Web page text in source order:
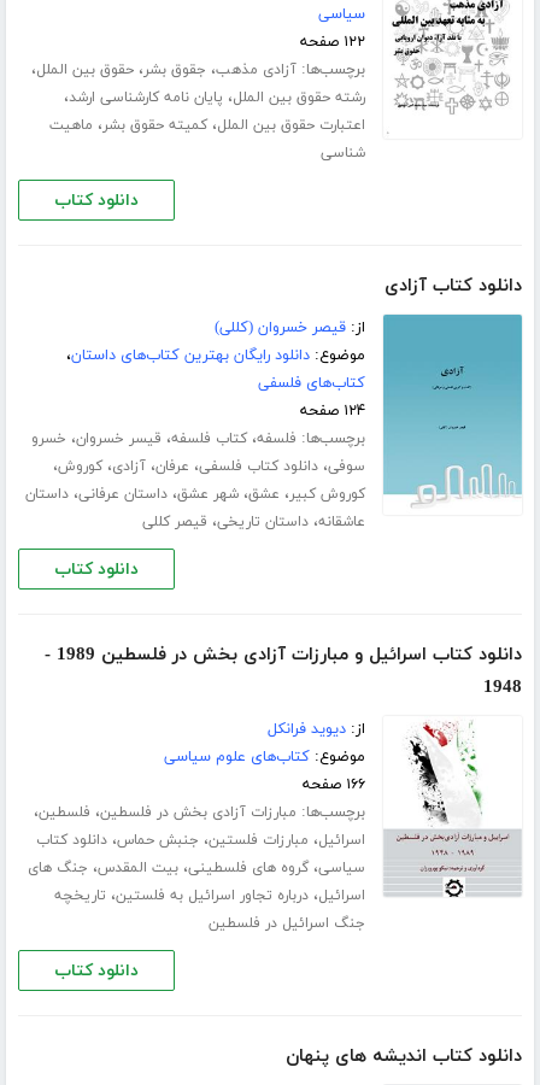
سیاسی
۱۲۲ صفحه
برچسب‌ها:آزادی مذهب، جقوق بشر،حقوق بین الملل،
رشته حقوق بین الملل، پایان نامه کارشناسی ارشد،
اعتبارت حقوق بین الملل،کمیته حقوق بشر، ماهیت
شناسی
دانلود کتاب
دانلود کتاب آزادی
از:قیصر خسروان (کللی)
موضوع:دانلود رایگان بهترین کتاب‌های داستان،
کتاب‌های فلسفی
۱۲۴ صفحه
برچسب‌ها: فلسفه،کتاب فلسفه، قیسر خسروان، خسرو
سوفی،دانلود کتاب فلسفی، عرفان،آزادی،کوروش،
کوروش کبیر، عشق،شهر عشق،داستان عرفانی،داستان
عاشقانه،داستان تاریخی، قیصر کللی
دانلود کتاب
دانلود کتاب اسرائیل و مبارزات آزادی بخش در فلسطین 1989 -
1948
از:دیوید فرانکل
موضوع:کتاب‌های علوم سیاسی
۱۶۶ صفحه
برچسب‌ها: مبارزات آزادی بخش در فلسطین، فلسطین،
اسرائیل، مبارزات فلستین، جنبش حماس،دانلود کتاب
سیاسی،گروه های فلسطینی،بیت المقدس، جنگ های
اسرائیل،درباره تجاور اسرائیل به فلستین، تاریخچه
جنگ اسرائیل در فلسطین
دانلود کتاب
دانلود کتاب اندیشه های پنهان